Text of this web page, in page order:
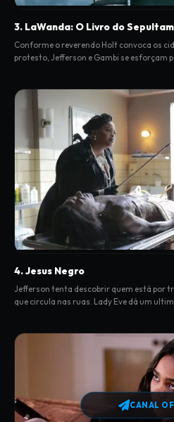
3. LaWanda: O Livro do
Conforme o reverendo Holt convoca os
protesto, Jefferson e Gambi se esforçam
4. Jesus Negro
Jefferson tenta descobrir quem está por
que circula nas ruas. Lady Eve dá um
CANAL